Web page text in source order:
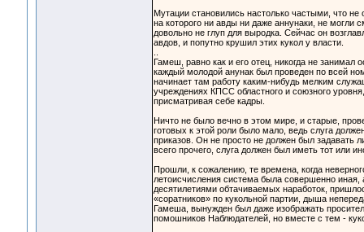
Мутации становились настолько частыми, что
на которого ни авды ни даже аннунаки, не могли
довольно не глуп для выродка. Сейчас он
авдов, и попутно крушил этих кукол у власти.
Гамеш, равно как и его отец, никогда не
каждый молодой анунак был проведен по всей
начинает там работу каким-нибудь мелким
учреждениях КПСС областного и союзного
присматривая себе кадры.
Ничто не было вечно в этом мире, и старые,
готовых к этой роли было мало, ведь слуга
приказов. Он не просто не должен был задавать
всего прочего, слуга должен был иметь тот или
Прошли, к сожалению, те времена, когда
летоисчисления система была совершенно
десятилетиями обтачиваемых наработок,
«соратников» по кукольной партии, дыша
Гамеша, вынужден был даже изображать
помошников Наблюдателей, но вместе с тем -